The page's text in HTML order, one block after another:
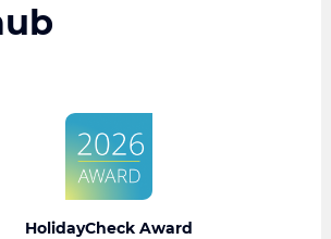
HolidayCheck Award